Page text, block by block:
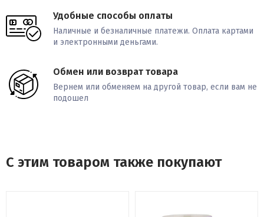
Удобные способы оплаты
Наличные и безналичные платежи. Оплата картами
и электронными деньгами.
Обмен или возврат товара
Вернем или обменяем на другой товар, если вам не
подошел
С этим товаром также покупают